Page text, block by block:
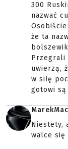
300
nazwać
że ta
Przegrali
uwierzą,
w siłę
gotowi są
MarekMac
Niestety,
walce się